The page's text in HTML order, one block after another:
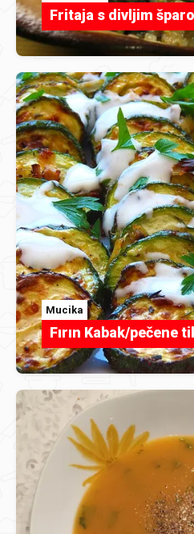
Fritaja s divljim
Mucika
Fırın Kabak/pečene